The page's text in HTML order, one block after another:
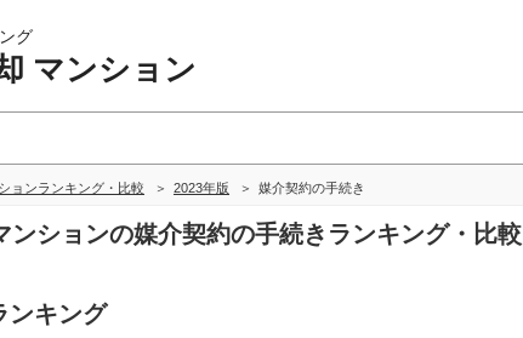
グ
マンション
ョンランキング・比較 2023年版 媒介契約の手続き
ションの媒介契約の手続きランキング・比較
ンキング